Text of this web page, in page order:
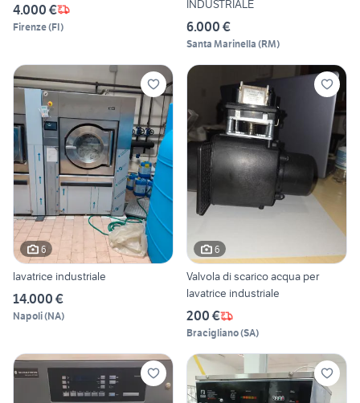
4.000 €
Firenze(FI)
INDUSTRIALE
6.000 €
Santa Marinella (RM)
6
lavatrice industriale
14.000 €
Napoli(NA)
6
Valvola di scarico acqua per
lavatrice industriale
200 €
Bracigliano(SA)